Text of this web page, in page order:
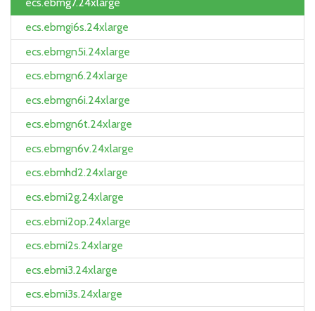
ecs.ebmg7.24xlarge
ecs.ebmgi6s.24xlarge
ecs.ebmgn5i.24xlarge
ecs.ebmgn6.24xlarge
ecs.ebmgn6i.24xlarge
ecs.ebmgn6t.24xlarge
ecs.ebmgn6v.24xlarge
ecs.ebmhd2.24xlarge
ecs.ebmi2g.24xlarge
ecs.ebmi2op.24xlarge
ecs.ebmi2s.24xlarge
ecs.ebmi3.24xlarge
ecs.ebmi3s.24xlarge